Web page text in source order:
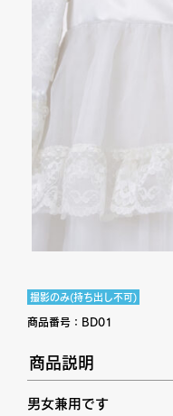
撮影のみ(持ち出し不可)
商品番号： BD01
商品説明
男女兼用です